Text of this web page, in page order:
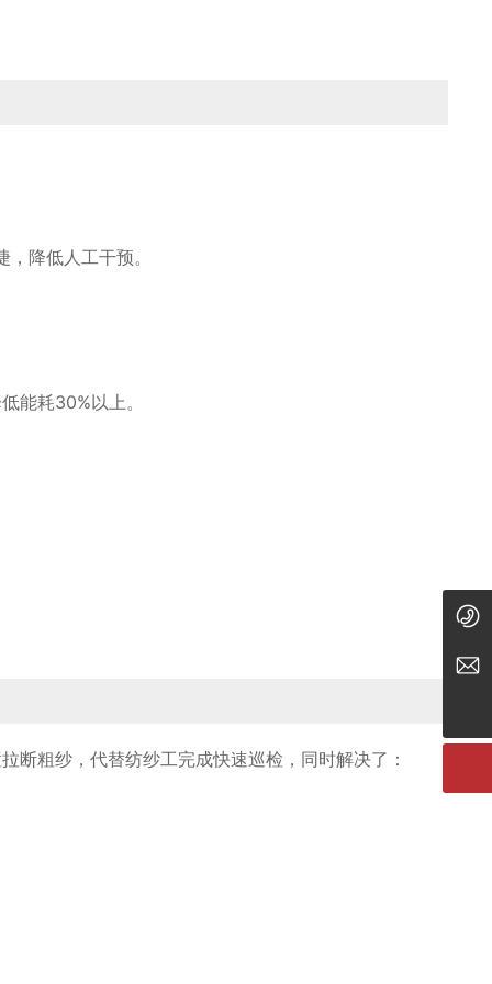
降低人工干预。
能耗30%以上。
断粗纱，代替纺纱工完成快速巡检，同时解决了：